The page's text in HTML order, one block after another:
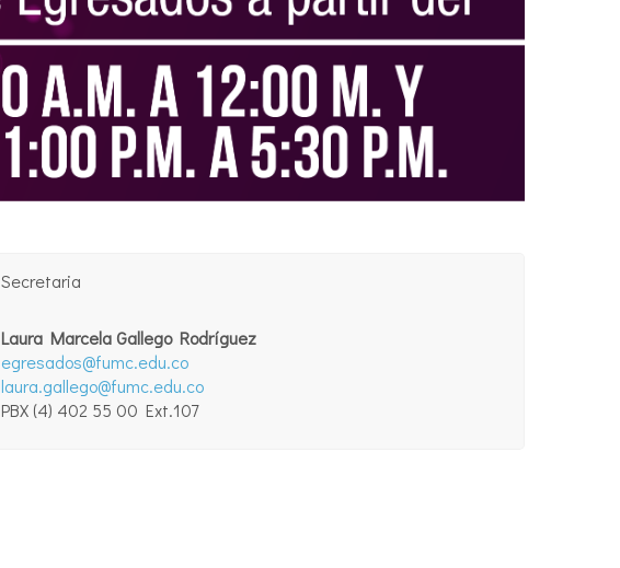
Secretaria
Laura Marcela Gallego Rodríguez
egresados@fumc.edu.co
laura.gallego@fumc.edu.co
PBX (4) 402 55 00 Ext.107